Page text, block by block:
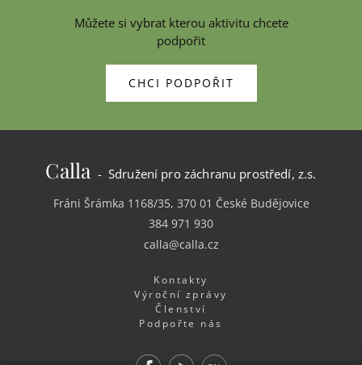
Můžete si vybrat kterou aktivitu chcete
podpořit
CHCI PODPOŘIT
Calla- Sdružení pro záchranu prostředí, z.s.
Fráni Šrámka 1168/35, 370 01 České Budějovice
384 971 930
calla@calla.cz
Kontakty
Výroční zprávy
Členství
Podpořte nás